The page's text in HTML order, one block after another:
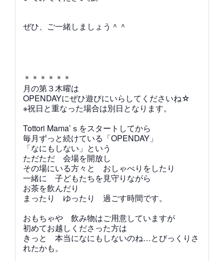
ぜひ、ご一緒しましょう＾＾
＊＊＊＊＊＊
月の第３木曜は
OPENDAYにぜひ遊びにいらしてくださいね☆
※祝日と重なった場合は別日となります。
Tottori Mama’ｓをスタートしてから
毎月ずっと続けている 「OPENDAY」
「なにもしない」という
ただただ 会場を開放し
その場にいる方々と おしゃべりをしたり
一緒に 子どもたちを見守りながら
お茶を飲んだり
まったり ゆったり 過ごす時間です。
おもちゃや 飲み物はご用意していますが
初めてお越しくださった方は
きっと 本当になにもしないのね…とびっくりさ
れたかも。